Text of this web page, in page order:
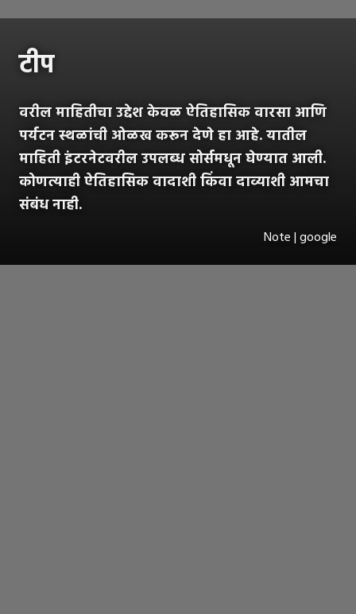
टीप
वरील माहितीचा उद्देश केवळ ऐतिहासिक वारसा आणि
पर्यटन स्थळांची ओळख करून देणे हा आहे. यातील
माहिती इंटरनेटवरील उपलब्ध सोर्समधून घेण्यात आली.
कोणत्याही ऐतिहासिक वादाशी किंवा दाव्याशी आमचा
संबंध नाही.
Note | google